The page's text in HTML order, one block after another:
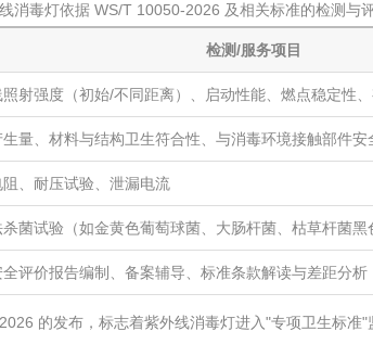
消毒灯依据 WS/T 10050-2026 及相关标准的检测与
检测/服务项目
射强度（初始/不同距离）、启动性能、燃点稳定性
量、材料与结构卫生符合性、与消毒环境接触部件安
、耐压试验、泄漏电流
菌试验（如金黄色葡萄球菌、大肠杆菌、枯草杆菌黑
全评价报告编制、备案辅导、标准条款解读与差距分析
的发布，标志着紫外线消毒灯进入"专项卫生标